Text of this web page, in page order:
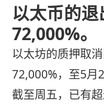
以太币的
72,000%。
以太坊的质押取
72,000%，至5月
截至周五，已有